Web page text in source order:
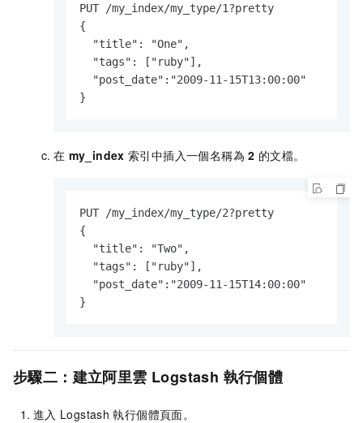
PUT /my_index/my_type/1?pretty
{
  "title": "One",
  "tags": ["ruby"],
  "post_date":"2009-11-15T13:00:00"
}
在 my_index 索引中插入一個名稱為 2 的文檔。
PUT /my_index/my_type/2?pretty
{
  "title": "Two",
  "tags": ["ruby"],
  "post_date":"2009-11-15T14:00:00"
}
步驟二：建立阿里雲 Logstash 執行個體
進入 Logstash 執行個體頁面。